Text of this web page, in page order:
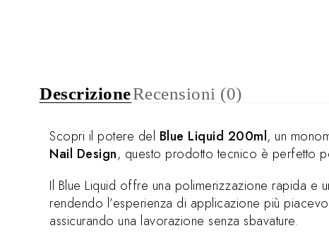
DescrizioneRecensioni (0)
Scopri il potere del Blue Liquid 200ml, un
Nail Design, questo prodotto tecnico è perfetto
Il Blue Liquid offre una polimerizzazione rapida e
rendendo l’esperienza di applicazione più
assicurando una lavorazione senza sbavature.